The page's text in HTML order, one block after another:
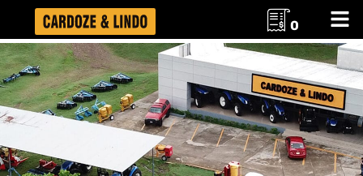
0